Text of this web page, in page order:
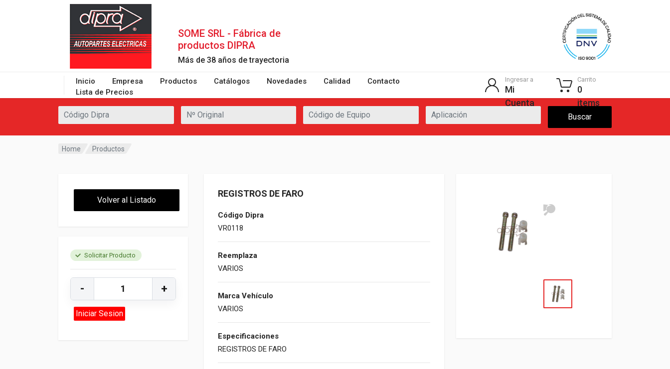
Inicio Empresa Productos Catálogos Novedades Calidad
Contacto
Lista de Precios
Ingresar a
Mi
Cuenta
Carrito
0
items
SOME SRL - Fábrica de
productos DIPRA
Más de 38 años de trayectoria
Buscar
Home Productos
Volver al Listado
Solicitar Producto
- +
Iniciar Sesion
REGISTROS DE FARO
Código Dipra
VR0118
Reemplaza
VARIOS
Marca Vehículo
VARIOS
Especificaciones
REGISTROS DE FARO